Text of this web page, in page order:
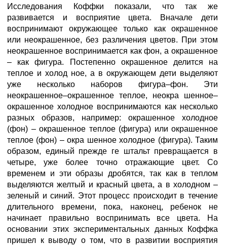
Исследования Коффки показали, что так же
развивается и восприятие цвета. Вначале дети
воспринимают окружающее только как окрашенное
или неокрашенное, без различения цветов. При этом
неокрашенное воспринимается как фон, а окрашенное
– как фигура. Постепенно окрашенное делится на
теплое и холод ное, а в окружающем дети выделяют
уже несколько наборов фигура–фон. Эти
неокрашенное–окрашенное теплое, неокра шенное–
окрашенное холодное воспринимаются как несколько
разных образов, например: окрашенное холодное
(фон) – окрашенное теплое (фигура) или окрашенное
теплое (фон) – окра шенное холодное (фигура). Таким
образом, единый прежде ге штальт превращается в
четыре, уже более точно отражающие цвет. Со
временем и эти образы дробятся, так как в теплом
выделяются желтый и красный цвета, а в холодном –
зеленый и синий. Этот процесс происходит в течение
длительного времени, пока, наконец, ребенок не
начинает правильно воспринимать все цвета. На
основании этих экспериментальных данных Коффка
пришел к выводу о том, что в развитии восприятия